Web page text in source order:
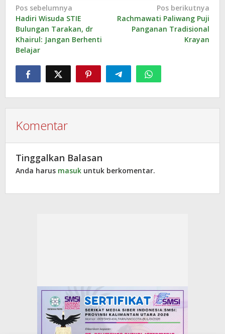
Navigasi
pos
Pos sebelumnya
Hadiri Wisuda STIE
Bulungan Tarakan, dr
Khairul: Jangan Berhenti
Belajar
Pos berikutnya
Rachmawati Paliwang Puji
Panganan Tradisional
Krayan
Komentar
Tinggalkan Balasan
Anda harus masuk untuk berkomentar.